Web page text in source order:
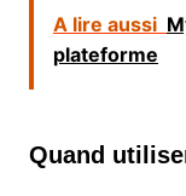
A lire aussi
plateforme
Quand